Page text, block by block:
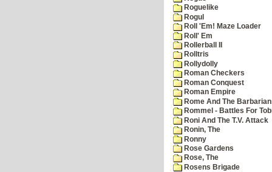
Roguelike
Rogul
Roll 'Em! Maze Loader
Roll' Em
Rollerball II
Rolltris
Rollydolly
Roman Checkers
Roman Conquest
Roman Empire
Rome And The
Rommel - Battles For
Roni And The T.V. Attack
Ronin, The
Ronny
Rose Gardens
Rose, The
Rosens Brigade